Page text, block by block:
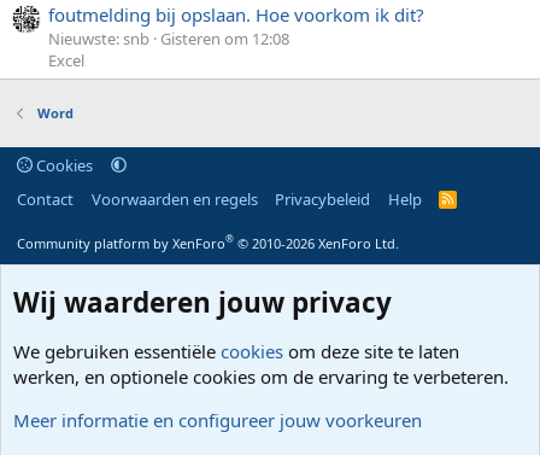
foutmelding bij opslaan. Hoe voorkom ik dit?
Nieuwste: snb Gisteren om 12:08
Excel
Word
Cookies
Contact
Voorwaarden en regels Privacybeleid Help
R
S
Community platform by XenForo® © 2010-2026 XenForo Ltd.
Wij waarderen jouw privacy
We gebruiken essentiële cookies om deze site te laten
werken, en optionele cookies om de ervaring te verbeteren.
Meer informatie en configureer jouw voorkeuren